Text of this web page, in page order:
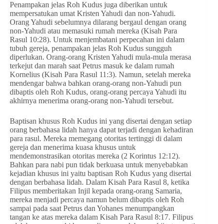
Penampakan jelas Roh Kudus juga diberikan untuk
mempersatukan umat Kristen Yahudi dan non-Yahudi.
Orang Yahudi sebelumnya dilarang bergaul dengan orang
non-Yahudi atau memasuki rumah mereka (Kisah Para
Rasul 10:28). Untuk menjembatani perpecahan ini dalam
tubuh gereja, penampakan jelas Roh Kudus sungguh
diperlukan. Orang-orang Kristen Yahudi mula-mula merasa
terkejut dan marah saat Petrus masuk ke dalam rumah
Kornelius (Kisah Para Rasul 11:3). Namun, setelah mereka
mendengar bahwa bahkan orang-orang non-Yahudi pun
dibaptis oleh Roh Kudus, orang-orang percaya Yahudi itu
akhirnya menerima orang-orang non-Yahudi tersebut.
Baptisan khusus Roh Kudus ini yang disertai dengan setiap
orang berbahasa lidah hanya dapat terjadi dengan kehadiran
para rasul. Mereka memegang otoritas tertinggi di dalam
gereja dan menerima kuasa khusus untuk
mendemonstrasikan otoritas mereka (2 Korintus 12:12).
Bahkan para nabi pun tidak berkuasa untuk menyebabkan
kejadian khusus ini yaitu baptisan Roh Kudus yang disertai
dengan berbahasa lidah. Dalam Kisah Para Rasul 8, ketika
Filipus memberitakan Injil kepada orang-orang Samaria,
mereka menjadi percaya namun belum dibaptis oleh Roh
sampai pada saat Petrus dan Yohanes menumpangkan
tangan ke atas mereka dalam Kisah Para Rasul 8:17. Filipus